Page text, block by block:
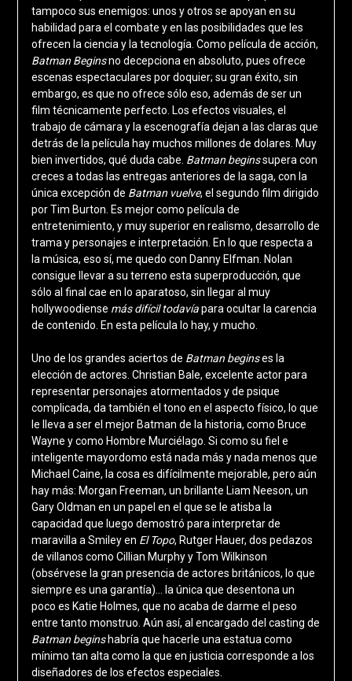
tampoco sus enemigos: unos y otros se apoyan en su
habilidad para el combate y en las posibilidades que les
ofrecen la ciencia y la tecnología. Como película de acción,
Batman Beginsno decepciona en absoluto, pues ofrece
escenas espectaculares por doquier; su gran éxito, sin
embargo, es que no ofrece sólo eso, además de ser un
film técnicamente perfecto. Los efectos visuales, el
trabajo de cámara y la escenografía dejan a las claras que
detrás de la película hay muchos millones de dolares. Muy
bien invertidos, qué duda cabe. Batman beginssupera con
creces a todas las entregas anteriores de la saga, con la
única excepción de Batman vuelve, el segundo film dirigido
por Tim Burton. Es mejor como película de
entretenimiento, y muy superior en realismo, desarrollo de
trama y personajes e interpretación. En lo que respecta a
la música, eso sí, me quedo con Danny Elfman. Nolan
consigue llevar a su terreno esta superproducción, que
sólo al final cae en lo aparatoso, sin llegar al muy
hollywoodiense más difícil todavíapara ocultar la carencia
de contenido. En esta película lo hay, y mucho.
Uno de los grandes aciertos de Batman beginses la
elección de actores. Christian Bale, excelente actor para
representar personajes atormentados y de psique
complicada, da también el tono en el aspecto físico, lo que
le lleva a ser el mejor Batman de la historia, como Bruce
Wayne y como Hombre Murciélago. Si como su fiel e
inteligente mayordomo está nada más y nada menos que
Michael Caine, la cosa es difícilmente mejorable, pero aún
hay más: Morgan Freeman, un brillante Liam Neeson, un
Gary Oldman en un papel en el que se le atisba la
capacidad que luego demostró para interpretar de
maravilla a Smiley en El Topo, Rutger Hauer, dos pedazos
de villanos como Cillian Murphy y Tom Wilkinson
(obsérvese la gran presencia de actores británicos, lo que
siempre es una garantía)… la única que desentona un
poco es Katie Holmes, que no acaba de darme el peso
entre tanto monstruo. Aún así, al encargado del casting de
Batman begins habría que hacerle una estatua como
mínimo tan alta como la que en justicia corresponde a los
diseñadores de los efectos especiales.